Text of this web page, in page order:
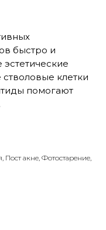
быстро и
клетки
помогают
акне, Фотостарение,